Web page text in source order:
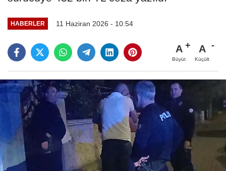
HABERLER 11 Haziran 2026 - 10:54
A
Büyüt
A
Küçült